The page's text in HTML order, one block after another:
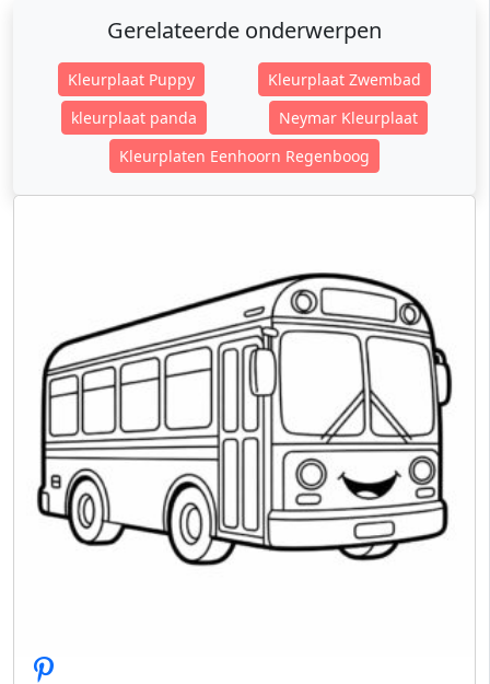
Gerelateerde onderwerpen
Kleurplaat Puppy
Kleurplaat Zwembad
kleurplaat panda
Neymar Kleurplaat
Kleurplaten Eenhoorn Regenboog